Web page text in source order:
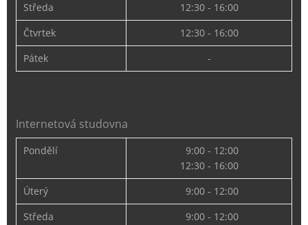
Středa
12:30 - 16:00
Čtvrtek
12:30 - 16:00
Pátek
-
Internetová studovna
Pondělí
9:00 - 12:00
12:30 - 16:00
Úterý
9:00 - 12:00
Středa
9:00 - 12:00